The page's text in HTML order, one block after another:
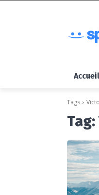
Accueil
Tags
Tag: